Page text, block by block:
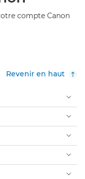
compte Canon
Revenir en haut